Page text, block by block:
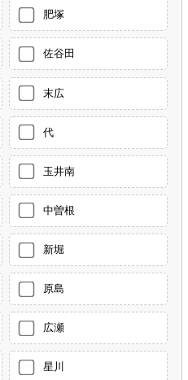
肥塚
佐谷田
末広
代
玉井南
中曽根
新堀
原島
広瀬
星川